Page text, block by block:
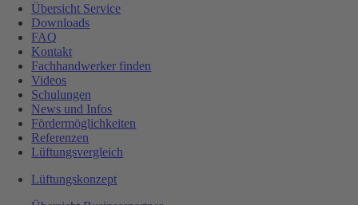
Übersicht Service
Downloads
FAQ
Kontakt
Fachhandwerker finden
Videos
Schulungen
News und Infos
Fördermöglichkeiten
Referenzen
Lüftungsvergleich
Lüftungskonzept